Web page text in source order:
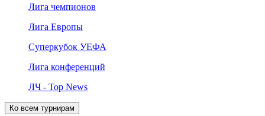
Лига чемпионов
Лига Европы
Суперкубок УЕФА
Лига конференций
ЛЧ - Top News
Ко всем турнирам